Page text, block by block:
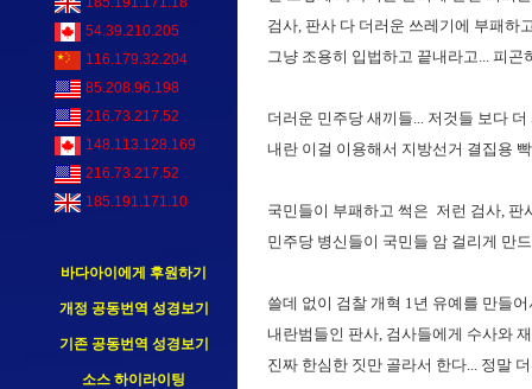
54.39.210.205
116.179.32.204
85.208.96.198
216.73.217.52
148.113.128.169
216.73.217.52
185.191.171.10
바다아이에게 후원하기
개정 공동번역 성경보기
기존 공동번역 성경보기
소스 하이라이팅
검사, 판사 다 더러운 쓰레기에 부패하
그냥 조용히 입법하고 끝내라고... 피
더러운 민주당 새끼들... 저것들 보다
내란 이걸 이용해서 지방선거 결집용
국민들이 부패하고 썩은 저런 검사, 판
민주당 병신들이 국민들 암 걸리게 만
쓸데 없이 검찰 개혁 1년 유예를 만들
내란범들인 판사, 검사들에게 수사와
진짜 한심한 짓만 골라서 한다... 정말